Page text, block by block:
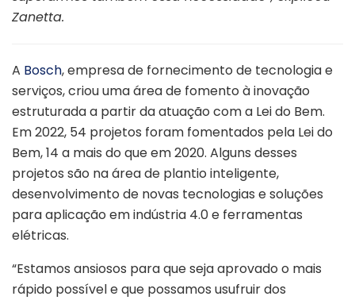
Zanetta.
A Bosch, empresa de fornecimento de tecnologia e
serviços, criou uma área de fomento à inovação
estruturada a partir da atuação com a Lei do Bem.
Em 2022, 54 projetos foram fomentados pela Lei do
Bem, 14 a mais do que em 2020. Alguns desses
projetos são na área de plantio inteligente,
desenvolvimento de novas tecnologias e soluções
para aplicação em indústria 4.0 e ferramentas
elétricas.
“Estamos ansiosos para que seja aprovado o mais
rápido possível e que possamos usufruir dos